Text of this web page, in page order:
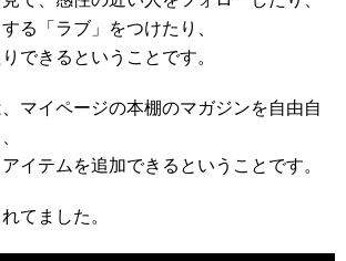
る「ラブ」をつけたり、
できるということです。
、マイページの本棚のマガジンを自由自
イテムを追加できるということです。
てました。